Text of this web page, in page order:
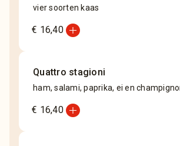
vier soorten kaas
€ 16,40add_circle
Quattro stagioni
ham, salami, paprika, ei en
€ 16,40add_circle